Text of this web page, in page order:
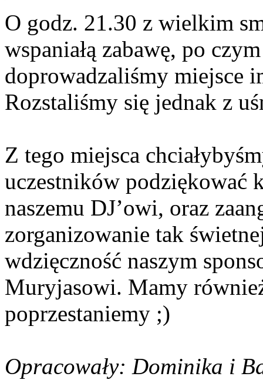
O godz. 21.30 z wielkim
wspaniałą zabawę, po
doprowadzaliśmy miejsce
Rozstaliśmy się jednak z
Z tego miejsca
uczestników podziękować
naszemu DJ’owi, oraz
zorganizowanie tak
wdzięczność naszym
Muryjasowi. Mamy
poprzestaniemy ;)
Opracowały: Dominika i